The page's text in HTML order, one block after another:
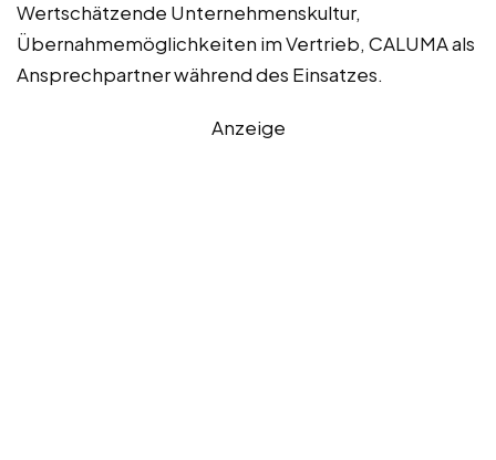
Wertschätzende Unternehmenskultur,
Übernahmemöglichkeiten im Vertrieb, CALUMA als
Ansprechpartner während des Einsatzes.
Anzeige